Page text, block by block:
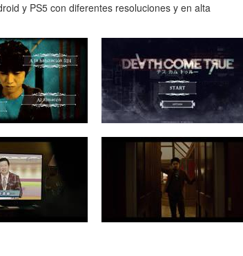
y PS5 con diferentes resoluciones y en alta